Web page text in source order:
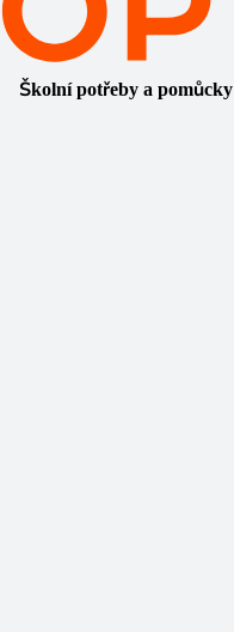
Školní potřeby a pomůcky